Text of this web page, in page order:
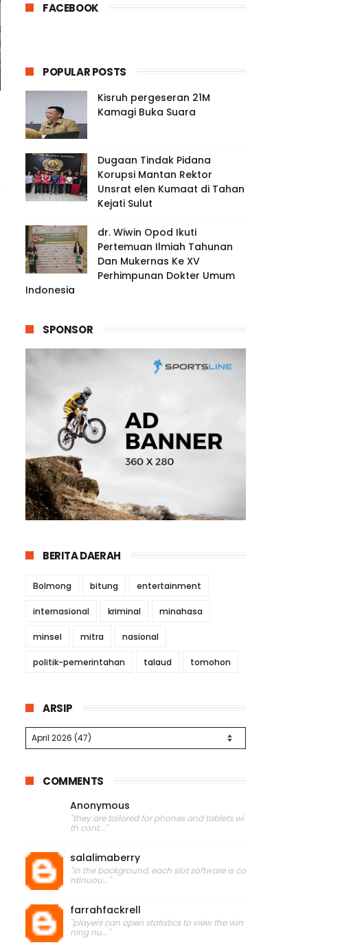
FACEBOOK
POPULAR POSTS
Kisruh pergeseran 21M
Kamagi Buka Suara
Dugaan Tindak Pidana
Korupsi Mantan Rektor
Unsrat elen Kumaat di Tahan
Kejati Sulut
dr. Wiwin Opod Ikuti
Pertemuan Ilmiah Tahunan
Dan Mukernas Ke XV
Perhimpunan Dokter Umum
Indonesia
SPONSOR
BERITA DAERAH
Bolmong bitung entertainment
internasional kriminal minahasa
minsel mitra nasional
politik-pemerintahan talaud tomohon
ARSIP
COMMENTS
Anonymous
"they are tailored for phones and tablets wi
th cont..."
salalimaberry
"in the background, each slot software is co
ntinuou..."
farrahfackrell
"players can open statistics to view the win
ning nu..."